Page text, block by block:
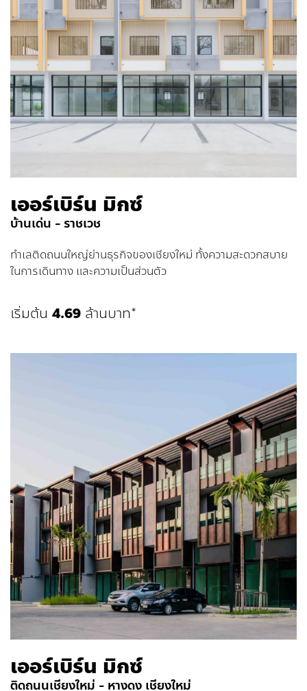
เออร์เบิร์น มิกซ์
บ้านเด่น - ราชเวช
ทําเลติดถนนใหญ่ย่านธุรกิจของเชียงใหม่ ทั้งความสะดวกสบาย
ในการเดินทาง และความเป็นส่วนตัว
เริ่มต้น 4.69 ล้านบาท*
เออร์เบิร์น มิกซ์
ติดถนนเชียงใหม่ - หางดง เชียงใหม่